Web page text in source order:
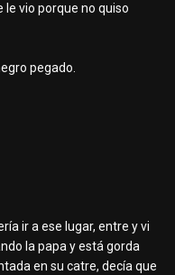
full show pool dance y
le vio porque no quiso
pegado.
ir a ese lugar, entre y vi
la papa y está gorda
en su catre, decía que